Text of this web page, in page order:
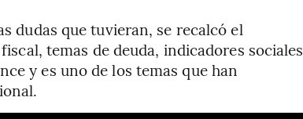
dudas que tuvieran, se recalcó el
temas de deuda, indicadores sociales
y es uno de los temas que han